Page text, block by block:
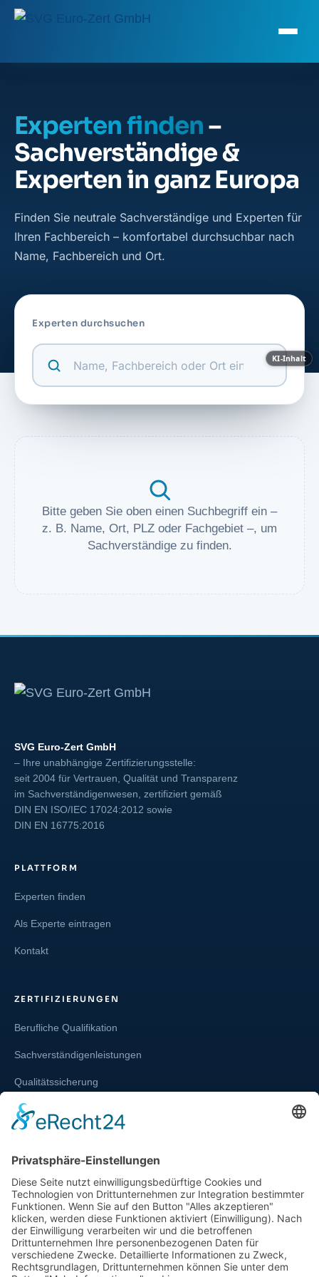
Experten finden–
Sachverständige &
Experten in ganz Europa
Finden Sie neutrale Sachverständige und Experten für
Ihren Fachbereich – komfortabel durchsuchbar nach
Name, Fachbereich und Ort.
KI-Inhalt
Experten durchsuchen
Bitte geben Sie oben einen Suchbegriff ein –
z. B. Name, Ort, PLZ oder Fachgebiet –, um
Sachverständige zu finden.
SVG Euro-Zert GmbH
– Ihre unabhängige Zertifizierungsstelle:
seit 2004 für Vertrauen, Qualität und Transparenz
im Sachverständigenwesen, zertifiziert gemäß
DIN EN ISO/IEC 17024:2012 sowie
DIN EN 16775:2016
PLATTFORM
Experten finden
Als Experte eintragen
Kontakt
ZERTIFIZIERUNGEN
Berufliche Qualifikation
Sachverständigenleistungen
Qualitätssicherung
Weiterbildung und Schulung
SERVICE & RECHT
Infos zur Unparteilichkeit
Kontakt
Beschwerdestelle